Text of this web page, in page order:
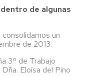
de algunas
un
de 2013.
3º de Trabajo
Eloísa del Pino